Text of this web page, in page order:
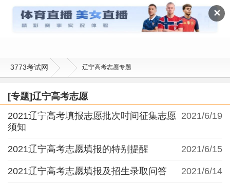
✕
辽宁高考志愿
3773考试网 辽宁高考志愿专题
[专题]辽宁高考志愿
2021/6/19
2021辽宁高考填报志愿批次时间征集志愿
须知
2021/6/15
2021辽宁高考志愿填报的特别提醒
2021/6/14
2021辽宁高考志愿填报及招生录取问答